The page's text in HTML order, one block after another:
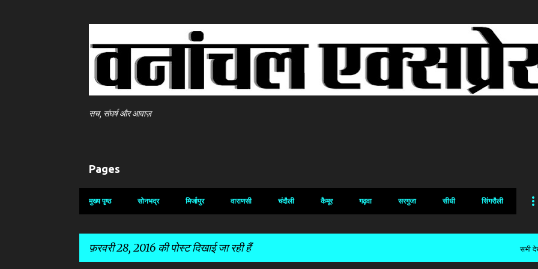
सच, संघर्ष और आवाज़
Pages
मुख्य पृष्ठ सोनभद्र मिर्जापुर वाराणसी चंदौली कैमूर गढ़वा सरगुजा सीधी सिंगरौली
फ़रवरी 28, 2016 की पोस्ट दिखाई जा रही हैं सभी